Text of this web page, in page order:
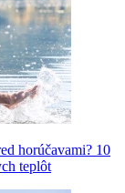
horúčavami? 10
teplôt